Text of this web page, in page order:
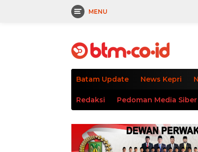
MENU
Batam Update News Kepri
Redaksi Pedoman Media Siber